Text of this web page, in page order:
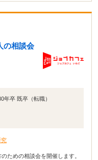
の相談会
年卒 既卒（転職）
究
ための相談会を開催します。